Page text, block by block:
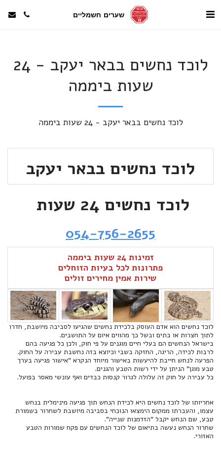
שערים חשמליים
לוכד נחשים בבאר יעקב - 24
שעות ביממה
לוכד נחשים בבאר יעקב - 24 שעות ביממה
לוכד נחשים בבאר יעקב
לוכד נחשים 24 שעות
054-756-2655
זמינות 24 שעות ביממה
פתרונות לכל בעיות הזוחלים
שירות אמין מחירים זולים
לוכד נחשים הוא אדם העוסק בלכידת נחשים שהגיעו לסביבה מיושבת, חדרו
לתוך חצרות או בתים ובשל כך מהווים איום על התושבים.
בישראל הנחשים הם בעלי חיים מוגנים על פי חוק, ולכן כל פגיעה בהם
לרבות לכידה, הריגה, החזקה בשבי וכיוצא בזה נחשבת עבירה על החוק.
הפרעה לנחש חייבת להיעשות באישור מיוחד הנקרא "אישור פגיעה בערך
טבע מוגן" הניתן על ידי רשות הטבע והגנים.
כל עבירה על חוק זה עלולה לגרור קנסות כבדים ואף עונשי מאסר בפועל.
אחריותו של לוכד נחשים היא לכידת הנחש תוך פגיעה מינימלית בנחש
עצמו, והעברתו ממקום הימצאו הנוכחי בסביבה מיושבת לשחרור בשמורת
טבע, שם הנחש יקבל "הזדמנות שנייה".
שחרור הנחש נעשה בתיאום של לוכד הנחשים עם פקח שמורות הטבע
האזורי.